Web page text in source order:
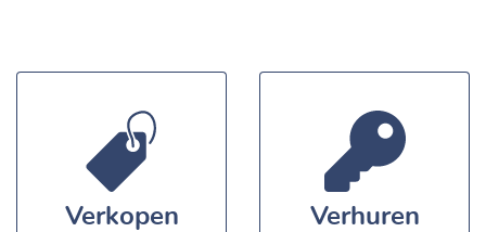
Verkopen Verhuren